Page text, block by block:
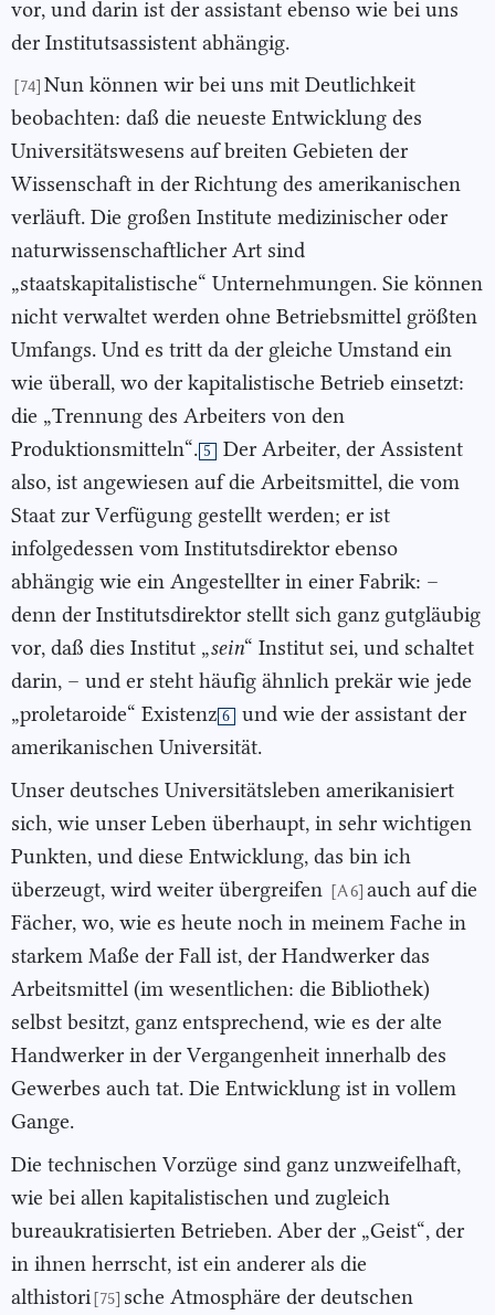
vor, und darin ist der assistant ebenso wie bei uns
der Institutsassistent abhängig.
[74] Nun können wir bei uns mit Deutlichkeit
beobachten: daß die neueste Entwicklung des
Universitätswesens auf breiten Gebieten der
Wissenschaft in der Richtung des amerikanischen
verläuft. Die großen Institute medizinischer oder
naturwissenschaftlicher Art sind
„staatskapitalistische“ Unternehmungen. Sie können
nicht verwaltet werden ohne Betriebsmittel größten
Umfangs. Und es tritt da der gleiche Umstand ein
wie überall, wo der kapitalistische Betrieb einsetzt:
die „Trennung des Arbeiters von den
Produktionsmitteln“. 5
Der Arbeiter, der Assistent
also, ist angewiesen auf die Arbeitsmittel, die vom
Staat zur Verfügung gestellt werden; er ist
infolgedessen vom Institutsdirektor ebenso
abhängig wie ein Angestellter in einer Fabrik: –
denn der Institutsdirektor stellt sich ganz gutgläubig
vor, daß dies Institut „sein“ Institut sei, und schaltet
darin, – und er steht häufig ähnlich prekär wie jede
„proletaroide“ Existenz 6
und wie der assistant der
amerikanischen Universität.
Unser deutsches Universitätsleben amerikanisiert
sich, wie unser Leben überhaupt, in sehr wichtigen
Punkten, und diese Entwicklung, das bin ich
überzeugt, wird weiter übergreifen [A 6] auch auf die
Fächer, wo, wie es heute noch in meinem Fache in
starkem Maße der Fall ist, der Handwerker das
Arbeitsmittel (im wesentlichen: die Bibliothek)
selbst besitzt, ganz entsprechend, wie es der alte
Handwerker in der Vergangenheit innerhalb des
Gewerbes auch tat. Die Entwicklung ist in vollem
Gange.
Die technischen Vorzüge sind ganz unzweifelhaft,
wie bei allen kapitalistischen und zugleich
bureaukratisierten Betrieben. Aber der „Geist“, der
in ihnen herrscht, ist ein anderer als die
althistori[75] sche Atmosphäre der deutschen